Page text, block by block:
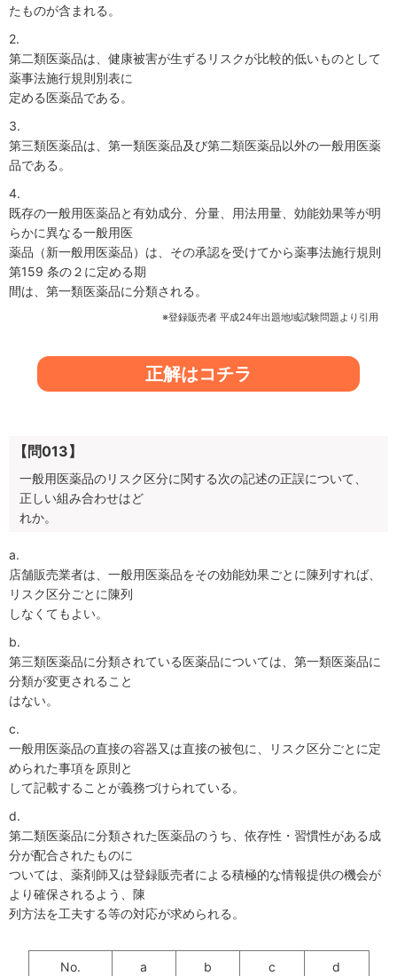
たものが含まれる。
2.
第二類医薬品は、健康被害が生ずるリスクが比較的低いものとして
薬事法施行規則別表に
定める医薬品である。
3.
第三類医薬品は、第一類医薬品及び第二類医薬品以外の一般用医薬
品である。
4.
既存の一般用医薬品と有効成分、分量、用法用量、効能効果等が明
らかに異なる一般用医
薬品（新一般用医薬品）は、その承認を受けてから薬事法施行規則
第159 条の２に定める期
間は、第一類医薬品に分類される。
※登録販売者 平成24年出題地域試験問題より引用
正解はコチラ
【問013】
一般用医薬品のリスク区分に関する次の記述の正誤について、
正しい組み合わせはど
れか。
a.
店舗販売業者は、一般用医薬品をその効能効果ごとに陳列すれば、
リスク区分ごとに陳列
しなくてもよい。
b.
第三類医薬品に分類されている医薬品については、第一類医薬品に
分類が変更されること
はない。
c.
一般用医薬品の直接の容器又は直接の被包に、リスク区分ごとに定
められた事項を原則と
して記載することが義務づけられている。
d.
第二類医薬品に分類された医薬品のうち、依存性・習慣性がある成
分が配合されたものに
ついては、薬剤師又は登録販売者による積極的な情報提供の機会が
より確保されるよう、陳
列方法を工夫する等の対応が求められる。
No. a b c d